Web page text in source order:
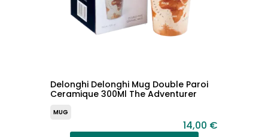
Delonghi Delonghi Mug Double Paroi
Ceramique 300Ml The Adventurer
MUG
14,00 €